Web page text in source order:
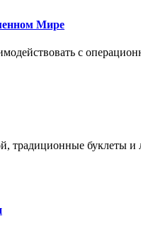
Мире
с
традиционные буклеты